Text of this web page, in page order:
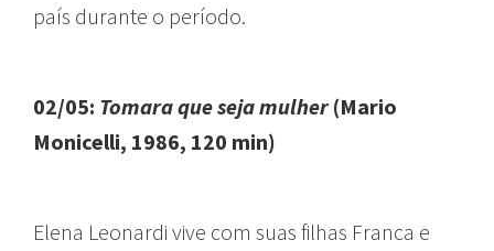
país durante o período.
02/05: Tomara que seja mulher(Mario
Monicelli, 1986, 120 min)
Elena Leonardi vive com suas filhas Franca e